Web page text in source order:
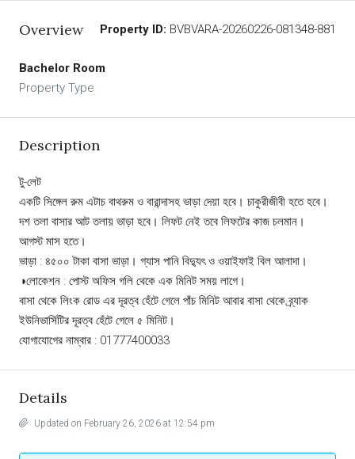
Overview Property ID: BVBVARA-20260226-081348-881
Bachelor Room
Property Type
Description
টু-লেট
একটি সিঙ্গেল রুম এটাচ বাথরুম ও বারান্দাসহ ভাড়া দেয়া হবে। চাকুরীজীবী হতে হবে।
দশ তলা বাসার আট তলায় ভাড়া হবে। লিফট নেই তবে লিফটের কাজ চলমান।
আগস্ট মাস হতে।
ভাড়া : ৪৫০০ টাকা বাসা ভাড়া। গ্যাস পানি বিদ্যুৎ ও ওয়াইফাই বিল আলাদা।
◑লোকেশন : পোস্ট অফিস গলি থেকে এক মিনিট সময় লাগে।
বাসা থেকে লিংক রোড এর দূরত্ব হেঁটে গেলে পাঁচ মিনিট আবার বাসা থেকে ব্র্যাক
ইউনিভার্সিটির দূরত্ব হেঁটে গেলে ৫ মিনিট।
যোগাযোগের নাম্বার : 01777400033
Details
Updated on February 26, 2026 at 12:54 pm